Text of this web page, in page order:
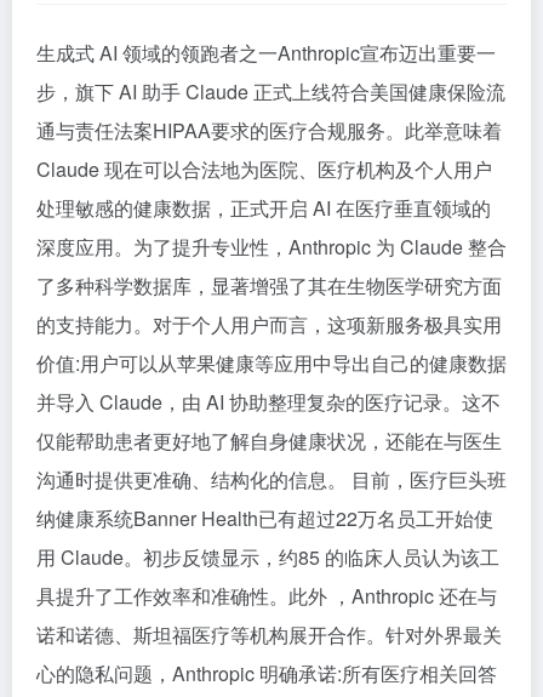
生成式 AI 领域的领跑者之一Anthropic宣布迈出重要一
步，旗下 AI 助手 Claude 正式上线符合美国健康保险流
通与责任法案HIPAA要求的医疗合规服务。此举意味着
Claude 现在可以合法地为医院、医疗机构及个人用户
处理敏感的健康数据，正式开启 AI 在医疗垂直领域的
深度应用。为了提升专业性，Anthropic 为 Claude 整合
了多种科学数据库，显著增强了其在生物医学研究方面
的支持能力。对于个人用户而言，这项新服务极具实用
价值:用户可以从苹果健康等应用中导出自己的健康数据
并导入 Claude，由 AI 协助整理复杂的医疗记录。这不
仅能帮助患者更好地了解自身健康状况，还能在与医生
沟通时提供更准确、结构化的信息。 目前，医疗巨头班
纳健康系统Banner Health已有超过22万名员工开始使
用 Claude。初步反馈显示，约85 的临床人员认为该工
具提升了工作效率和准确性。此外 ，Anthropic 还在与
诺和诺德、斯坦福医疗等机构展开合作。针对外界最关
心的隐私问题，Anthropic 明确承诺:所有医疗相关回答